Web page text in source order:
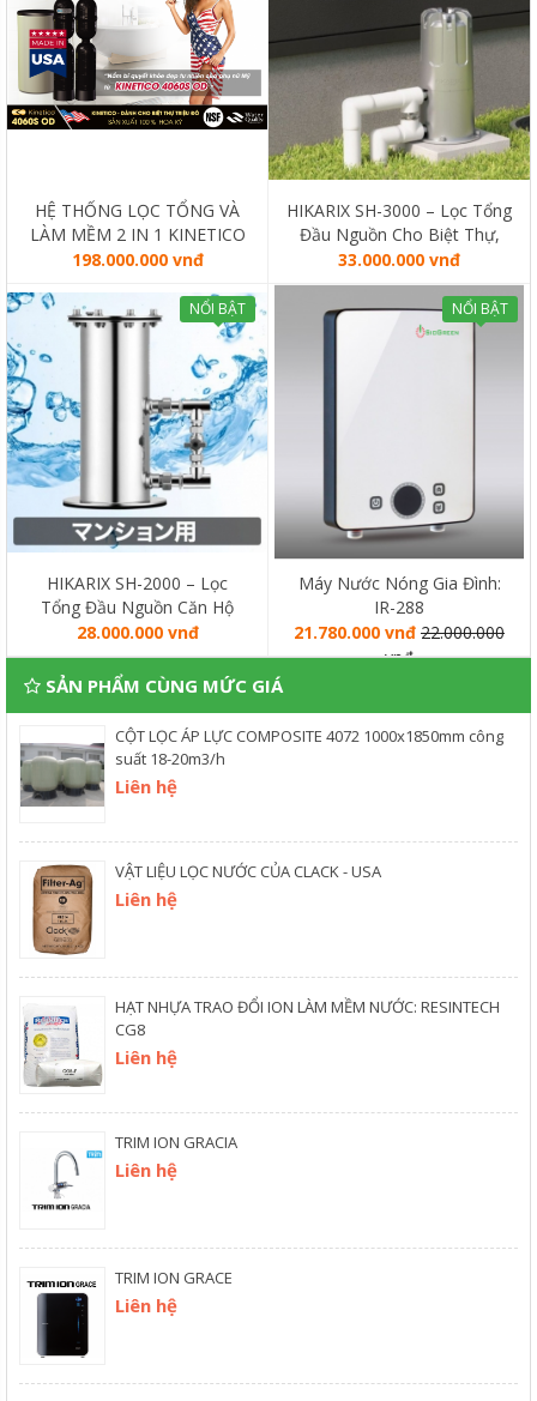
HỆ THỐNG LỌC TỔNG VÀ
LÀM MỀM 2 IN 1 KINETICO
4060S OD (MADE IN USA)
198.000.000 vnđ
HIKARIX SH-3000 – Lọc Tổng
Đầu Nguồn Cho Biệt Thự,
Liền Kề
33.000.000 vnđ
NỔI BẬT
HIKARIX SH-2000 – Lọc
Tổng Đầu Nguồn Căn Hộ
Chung Cư
28.000.000 vnđ
NỔI BẬT
Máy Nước Nóng Gia Đình:
IR-288
21.780.000 vnđ 22.000.000
vnđ
SẢN PHẨM CÙNG MỨC GIÁ
CỘT LỌC ÁP LỰC COMPOSITE 4072 1000x1850mm công
suất 18-20m3/h
Liên hệ
VẬT LIỆU LỌC NƯỚC CỦA CLACK - USA
Liên hệ
HẠT NHỰA TRAO ĐỔI ION LÀM MỀM NƯỚC: RESINTECH
CG8
Liên hệ
TRIM ION GRACIA
Liên hệ
TRIM ION GRACE
Liên hệ